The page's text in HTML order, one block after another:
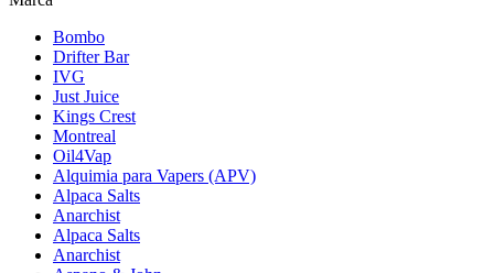
Bombo
Drifter Bar
IVG
Just Juice
Kings Crest
Montreal
Oil4Vap
Alquimia para Vapers (APV)
Alpaca Salts
Anarchist
Alpaca Salts
Anarchist